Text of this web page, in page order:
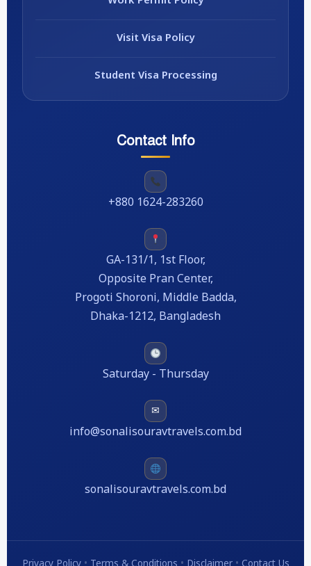
Visit Visa Policy
Student Visa Processing
Contact Info
+880 1624-283260
GA-131/1, 1st Floor,
Opposite Pran Center,
Progoti Shoroni, Middle Badda,
Dhaka-1212, Bangladesh
Saturday - Thursday
✉
info@sonalisouravtravels.com.bd
sonalisouravtravels.com.bd